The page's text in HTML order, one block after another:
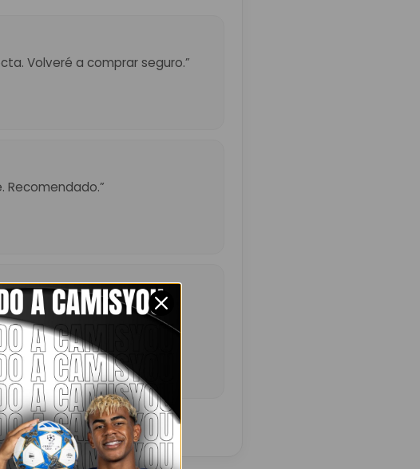
Volveré a comprar seguro.”
Recomendado.”
tardó un poco más de lo